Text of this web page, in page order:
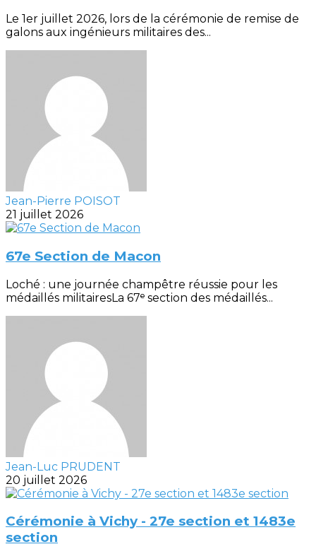
Le 1er juillet 2026, lors de la cérémonie de remise de
galons aux ingénieurs militaires des...
Jean-Pierre POISOT
21 juillet 2026
67e Section de Macon
Loché : une journée champêtre réussie pour les
médaillés militairesLa 67ᵉ section des médaillés...
Jean-Luc PRUDENT
20 juillet 2026
Cérémonie à Vichy - 27e section et 1483e
section